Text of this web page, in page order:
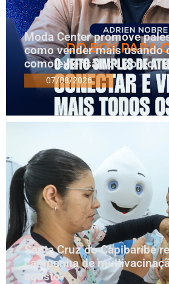
Moda Center promove
como vender mais usando
como extensão do ponto
07/08/2026
Santa Cruz do Capibaribe
campanha de
agosto